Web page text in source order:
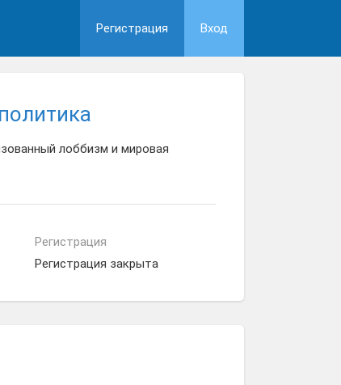
Регистрация Вход
лоббизм и мировая
Регистрация
Регистрация закрыта